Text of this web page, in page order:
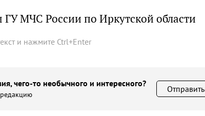
МЧС России по Иркутской области
и нажмите Ctrl+Enter
чего-то необычного и интересного?
Отправить